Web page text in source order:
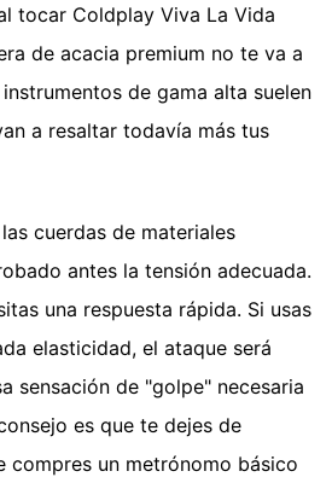
tocar Coldplay Viva La Vida
de acacia premium no te va a
de gama alta suelen
a resaltar todavía más tus
cuerdas de materiales
antes la tensión adecuada.
una respuesta rápida. Si usas
elasticidad, el ataque será
sensación de "golpe" necesaria
es que te dejes de
compres un metrónomo básico